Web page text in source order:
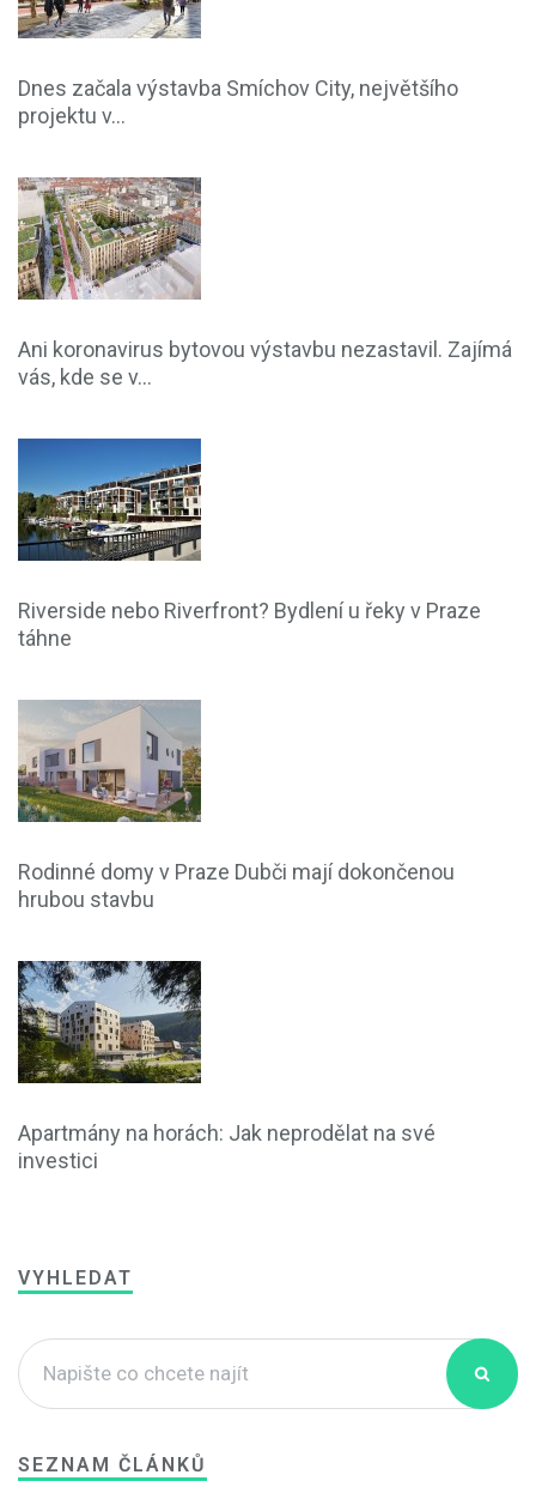
Dnes začala výstavba Smíchov City, největšího
projektu v...
Ani koronavirus bytovou výstavbu nezastavil. Zajímá
vás, kde se v...
Riverside nebo Riverfront? Bydlení u řeky v Praze
táhne
Rodinné domy v Praze Dubči mají dokončenou
hrubou stavbu
Apartmány na horách: Jak neprodělat na své
investici
VYHLEDAT
SEZNAM ČLÁNKŮ